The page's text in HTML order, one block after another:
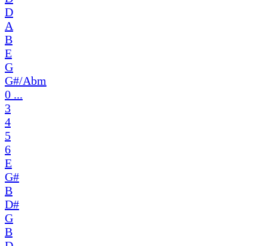
D
A
B
E
G
G#/Abm
0 ...
3
4
5
6
E
G#
B
D#
G
B